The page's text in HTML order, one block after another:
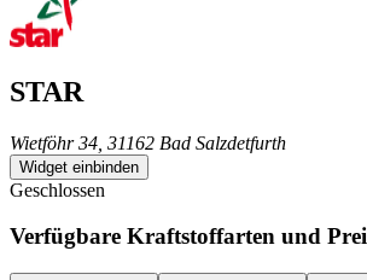
STAR
Wietföhr 34, 31162 Bad Salzdetfurth
Widget einbinden
Geschlossen
Verfügbare Kraftstoffarten und